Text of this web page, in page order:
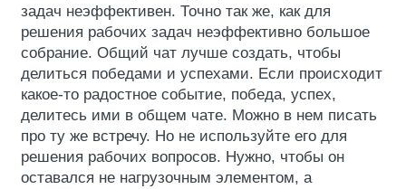
задач неэффективен. Точно так же, как для
решения рабочих задач неэффективно большое
собрание. Общий чат лучше создать, чтобы
делиться победами и успехами. Если происходит
какое-то радостное событие, победа, успех,
делитесь ими в общем чате. Можно в нем писать
про ту же встречу. Но не используйте его для
решения рабочих вопросов. Нужно, чтобы он
оставался не нагрузочным элементом, а